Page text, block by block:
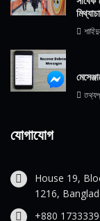
যোগাযোগ
House 19,
1216,
+880